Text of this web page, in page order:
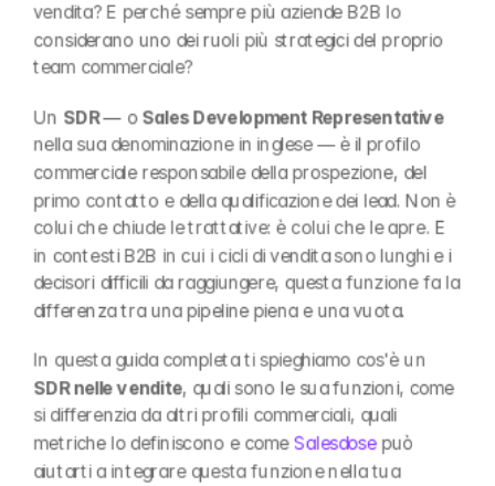
vendita? E perché sempre più aziende B2B lo
considerano uno dei ruoli più strategici del proprio
team commerciale?
Un SDR — o Sales Development Representative
nella sua denominazione in inglese — è il profilo
commerciale responsabile della prospezione, del
primo contatto e della qualificazione dei lead. Non è
colui che chiude le trattative: è colui che le apre. E
in contesti B2B in cui i cicli di vendita sono lunghi e i
decisori difficili da raggiungere, questa funzione fa la
differenza tra una pipeline piena e una vuota.
SDR nelle vendite, quali sono le sua funzioni, come
si differenzia da altri profili commerciali, quali
metriche lo definiscono e come Salesdose può
aiutarti a integrare questa funzione nella tua